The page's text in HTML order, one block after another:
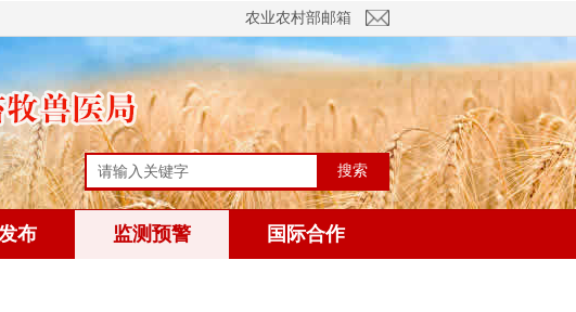
农业农村部邮箱
搜索
布 监测预警 国际合作